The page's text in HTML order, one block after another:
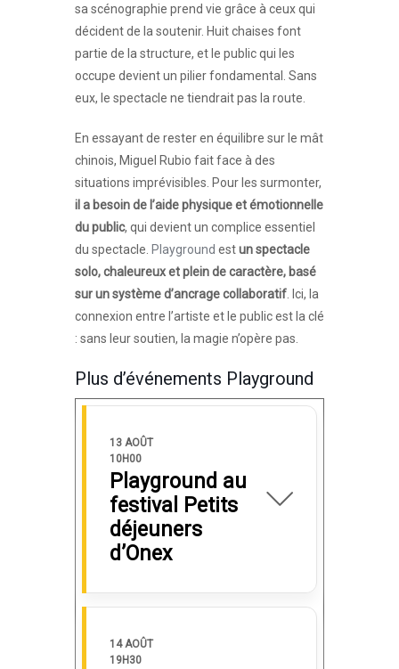
sa scénographie prend vie grâce à ceux qui
décident de la soutenir. Huit chaises font
partie de la structure, et le public qui les
occupe devient un pilier fondamental. Sans
eux, le spectacle ne tiendrait pas la route.
En essayant de rester en équilibre sur le mât
chinois, Miguel Rubio fait face à des
situations imprévisibles. Pour les surmonter,
il a besoin de l’aide physique et émotionnelle
du public, qui devient un complice essentiel
du spectacle. Playground estun spectacle
solo, chaleureux et plein de caractère, basé
sur un système d’ancrage collaboratif . Ici, la
connexion entre l’artiste et le public est la clé
: sans leur soutien, la magie n’opère pas.
Plus d’événements Playground
13 AOÛT
10H00
Playground au
festival Petits
déjeuners
d’Onex
14 AOÛT
19H30